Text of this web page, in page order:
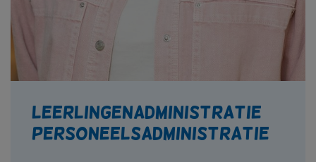
Leerlingenadministratie +
Personeelsadministratie